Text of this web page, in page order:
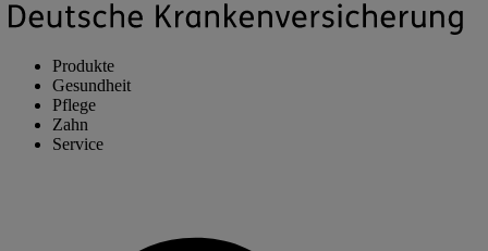
Produkte
Gesundheit
Pflege
Zahn
Service